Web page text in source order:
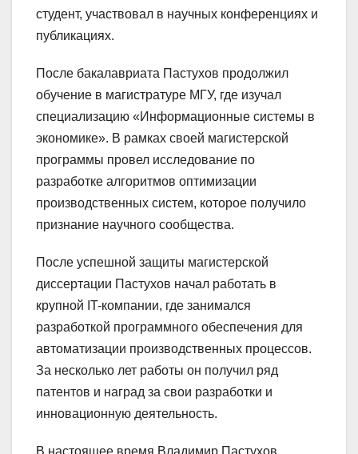
студент, участвовал в научных конференциях и
публикациях.
После бакалавриата Пастухов продолжил
обучение в магистратуре МГУ, где изучал
специализацию «Информационные системы в
экономике». В рамках своей магистерской
программы провел исследование по
разработке алгоритмов оптимизации
производственных систем, которое получило
признание научного сообщества.
После успешной защиты магистерской
диссертации Пастухов начал работать в
крупной IT-компании, где занимался
разработкой программного обеспечения для
автоматизации производственных процессов.
За несколько лет работы он получил ряд
патентов и наград за свои разработки и
инновационную деятельность.
В настоящее время Владимир Пастухов